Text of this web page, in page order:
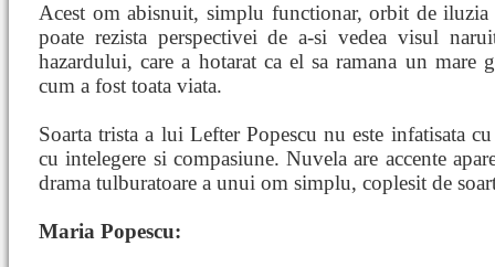
Acest om abisnuit, simplu functionar, orbit de iluzia
poate rezista perspectivei de a-si vedea visul
hazardului, care a hotarat ca el sa ramana un
cum a fost toata viata.
Soarta trista a lui Lefter Popescu nu este infatisata
cu intelegere si compasiune. Nuvela are accente
drama tulburatoare a unui om simplu, coplesit de
Maria Popescu: